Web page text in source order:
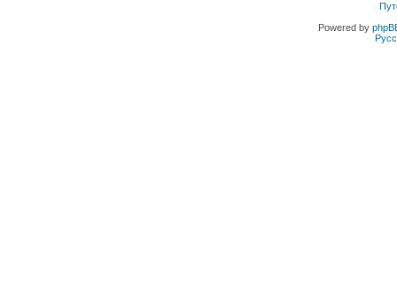
Powered by